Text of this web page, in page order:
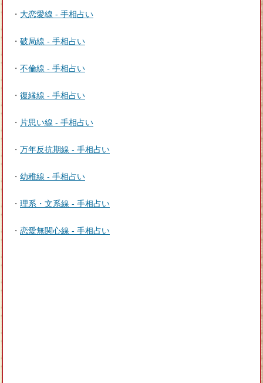
・ 大恋愛線 - 手相占い
・ 破局線 - 手相占い
・ 不倫線 - 手相占い
・ 復縁線 - 手相占い
・ 片思い線 - 手相占い
・ 万年反抗期線 - 手相占い
・ 幼稚線 - 手相占い
・ 理系・文系線 - 手相占い
・ 恋愛無関心線 - 手相占い